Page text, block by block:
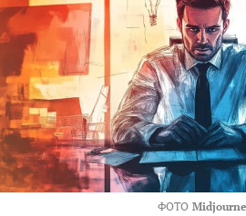
ФОТО